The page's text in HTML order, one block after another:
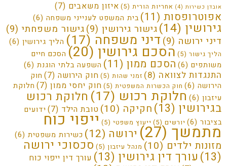
אובדן כשירות(4) אחריות הורית(5) איזון משאבים(7)
אפוטרופסות(11) בית המשפט לענייני משפחה(6)
גירושין(14) גישור גירושין(9) גישור משפחתי(9)
דיני ירושה(9) דיני משפחה(17) הליך גירושין(6)
הליך גישור(5) הסכם גירושין(20)
הסכם חיים
משותפים(6) הסכם ממון(11) השפעה בלתי הוגנת(6)
התנגדות לצוואה(8) זמני שהות(5) חוק הירושה(7)
חוק
הירושה(6) חוק הכשרות המשפטית(5) חוק יחסי ממון(7)
חלוקת
עיזבון(6) חלוקת רכוש(17) חלוקת רכוש
בגירושין(13) חקיקה(10) טובת הילד(7)
ידועים
בציבור(6) יורשים(5) ייעוץ משפטי(5) ייפוי כוח
מתמשך(27) ירושה(12) כשירות משפטית(6)
מזונות ילדים(10) מנהל עיזבון(5) סכסוכי ירושה
עורך דין גירושין(13)
עורך דין ייפוי כוח